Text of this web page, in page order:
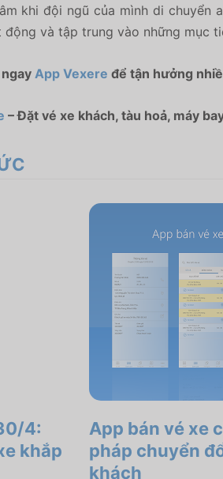
khi đội ngũ của mình di
và tập trung vào những mục
App Vexere để tận hưởng
– Đặt vé xe khách, tàu hoả, máy
4:
khắp
App bán vé xe
pháp chuyển
khách